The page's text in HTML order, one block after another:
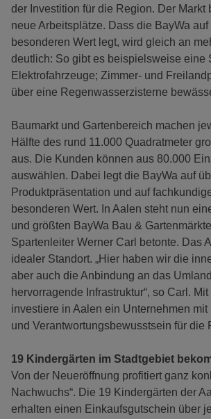
der Investition für die Region. Der Markt
neue Arbeitsplätze. Dass die BayWa
besonderen Wert legt, wird gleich an
deutlich: So gibt es beispielsweise eine
Elektrofahrzeuge; Zimmer- und
über eine Regenwasserzisterne
Baumarkt und Gartenbereich machen
Hälfte des rund 11.000 Quadratmeter
aus. Die Kunden können aus 80.000
auswählen. Dabei legt die BayWa auf
Produktpräsentation und auf
besonderen Wert. In Aalen steht nun
und größten BayWa Bau &
Spartenleiter Werner Carl betonte. Das
idealer Standort. „Hier haben wir die
aber auch die Anbindung an das
hervorragende Infrastruktur“, so Carl.
investiere in Aalen ein Unternehmen mit
und Verantwortungsbewusstsein für die
19 Kindergärten im Stadtgebiet
Von der Neueröffnung profitiert ganz
Nachwuchs“. Die 19 Kindergärten der
erhalten einen Einkaufsgutschein über